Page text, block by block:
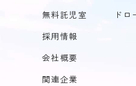
無料託児室
採用情報
会社概要
関連企業
ドロ